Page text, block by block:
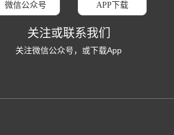
微信公众号 APP下载
关注或联系我们
关注微信公众号，或下载App